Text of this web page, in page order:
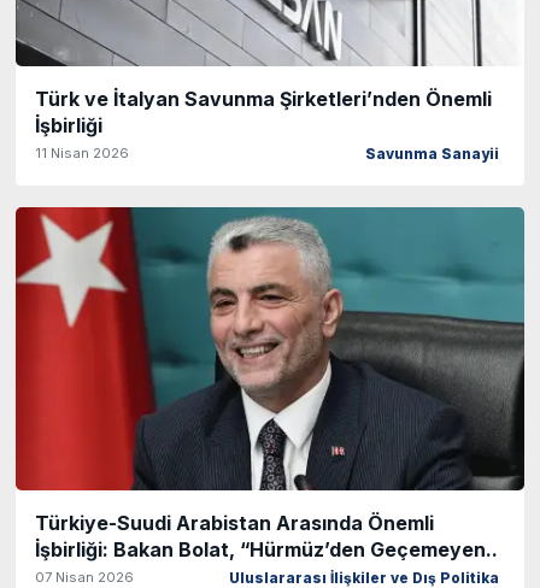
Türk ve İtalyan Savunma Şirketleri’nden Önemli
İşbirliği
11 Nisan 2026 Savunma Sanayii
Türkiye-Suudi Arabistan Arasında Önemli
İşbirliği: Bakan Bolat, “Hürmüz’den Geçemeyen..
07 Nisan 2026 Uluslararası İlişkiler ve Dış Politika